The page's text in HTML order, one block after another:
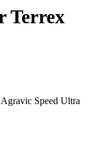
Terrex
Speed Ultra